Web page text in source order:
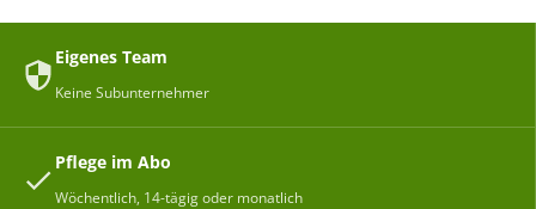
Eigenes Team
Keine Subunternehmer
Pflege im Abo
Wöchentlich, 14-tägig oder monatlich